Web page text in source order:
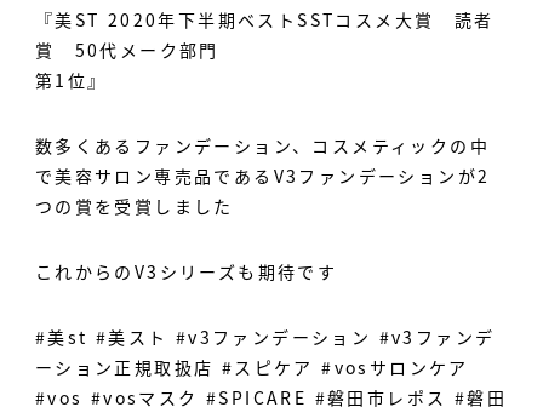
『美ST 2020年下半期ベストSSTコスメ大賞 読者
賞 50代メーク部門
第1位』
数多くあるファンデーション、コスメティックの中
で美容サロン専売品であるV3ファンデーションが2
つの賞を受賞しました
これからのV3シリーズも期待です
#美st #美スト #v3ファンデーション #v3ファンデ
ーション正規取扱店 #スピケア #vosサロンケア
#vos #vosマスク #SPICARE #磐田市レポス #磐田